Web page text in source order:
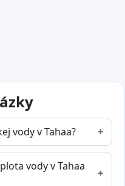
vody v Tahaa?
vody v Tahaa